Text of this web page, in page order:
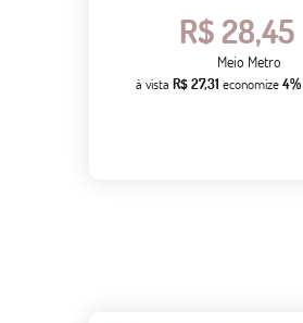
R$ 28,45
Meio Metro
à vista R$ 27,31 economize4%